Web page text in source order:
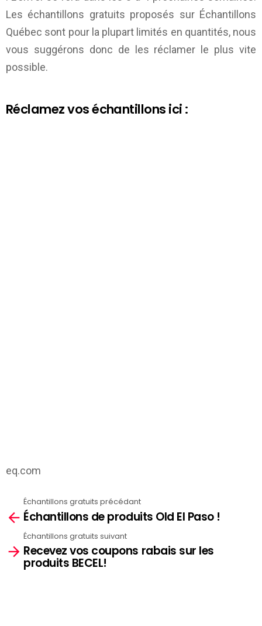
Les échantillons gratuits proposés sur Échantillons
Québec sont pour la plupart limités en quantités, nous
vous suggérons donc de les réclamer le plus vite
possible.
Réclamez vos échantillons ici :
eq.com
more
Échantillons gratuits précédant
Échantillons de produits Old El Paso !
Échantillons gratuits suivant
Recevez vos coupons rabais sur les
produits BECEL!